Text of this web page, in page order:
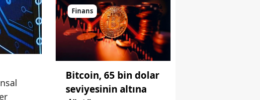
Finans
Bitcoin, 65 bin dolar
seviyesinin altına